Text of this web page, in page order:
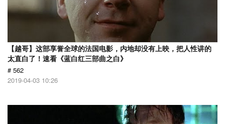
【越哥】这部享誉全球的法国电影，内地却没有上映，把人性讲的
太直白了！速看《蓝白红三部曲之白》
# 562
2019-04-03 10:26